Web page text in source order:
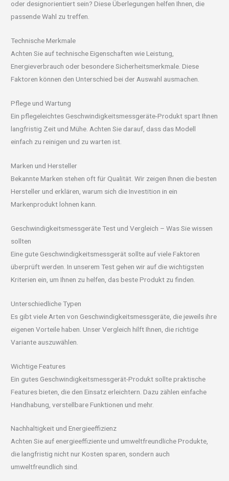
oder designorientiert sein? Diese Überlegungen helfen Ihnen, die
passende Wahl zu treffen.
Technische Merkmale
Achten Sie auf technische Eigenschaften wie Leistung,
Energieverbrauch oder besondere Sicherheitsmerkmale. Diese
Faktoren können den Unterschied bei der Auswahl ausmachen.
Pflege und Wartung
Ein pflegeleichtes Geschwindigkeitsmessgeräte-Produkt spart Ihnen
langfristig Zeit und Mühe. Achten Sie darauf, dass das Modell
einfach zu reinigen und zu warten ist.
Marken und Hersteller
Bekannte Marken stehen oft für Qualität. Wir zeigen Ihnen die besten
Hersteller und erklären, warum sich die Investition in ein
Markenprodukt lohnen kann.
Geschwindigkeitsmessgeräte Test und Vergleich – Was Sie wissen
sollten
Eine gute Geschwindigkeitsmessgerät sollte auf viele Faktoren
überprüft werden. In unserem Test gehen wir auf die wichtigsten
Kriterien ein, um Ihnen zu helfen, das beste Produkt zu finden.
Unterschiedliche Typen
Es gibt viele Arten von Geschwindigkeitsmessgeräte, die jeweils ihre
eigenen Vorteile haben. Unser Vergleich hilft Ihnen, die richtige
Variante auszuwählen.
Wichtige Features
Ein gutes Geschwindigkeitsmessgerät-Produkt sollte praktische
Features bieten, die den Einsatz erleichtern. Dazu zählen einfache
Handhabung, verstellbare Funktionen und mehr.
Nachhaltigkeit und Energieeffizienz
Achten Sie auf energieeffiziente und umweltfreundliche Produkte,
die langfristig nicht nur Kosten sparen, sondern auch
umweltfreundlich sind.